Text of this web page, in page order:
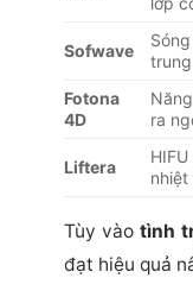
Sofwave
Fotona
4D
ra
Liftera
nhiệt
Tùy vàotình
đạt hiệu quả